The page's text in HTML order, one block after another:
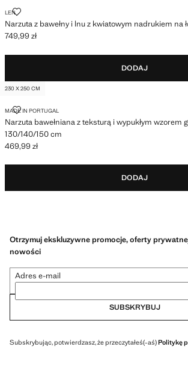
LEN
Narzuta z bawełny i lnu z kwiatowym nadrukiem na
NARZUTA Z BAWEŁNY I LNU Z KWIATOWYM
Aktualna cena [749,99 zł ]
749,99 zł
DODAJ
230 X 250 CM
MADE IN PORTUGAL
Narzuta bawełniana z teksturą i wypukłym wzorem
130/140/150 cm
NARZUTA BAWEŁNIANA Z TEKSTURĄ I
Aktualna cena [469,99 zł ]
469,99 zł
DODAJ
Otrzymuj ekskluzywne promocje, oferty
nowości
Adres e-mail
SUBSKRYBUJ
Subskrybując, potwierdzasz, że przeczytałeś(-aś)Politykę